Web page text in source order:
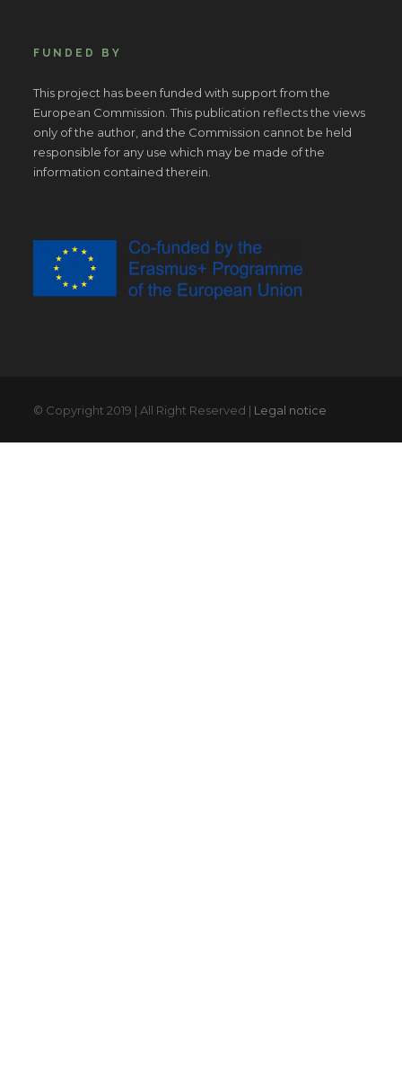
FUNDED BY
This project has been funded with support from the
European Commission. This publication reflects the views
only of the author, and the Commission cannot be held
responsible for any use which may be made of the
information contained therein.
© Copyright 2019 | All Right Reserved | Legal notice